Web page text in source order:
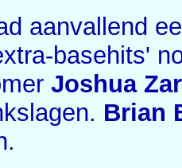
aanvallend
basehits'
Joshua
Brian